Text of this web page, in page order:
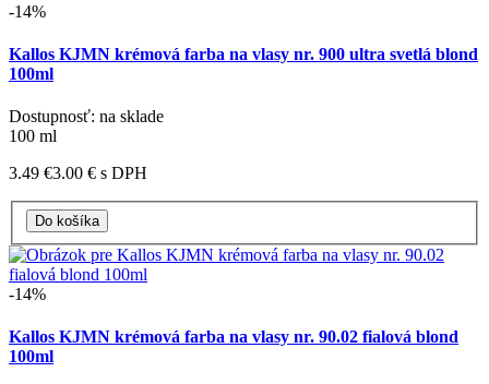
-14%
Kallos KJMN krémová farba na vlasy nr. 900 ultra svetlá blond
100ml
Dostupnosť: na sklade
100 ml
3.49 €3.00 € s DPH
-14%
Kallos KJMN krémová farba na vlasy nr. 90.02 fialová blond
100ml